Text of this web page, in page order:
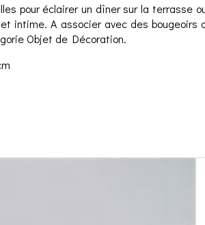
pour éclairer un dîner sur la terrasse
intime. A associer avec des bougeoirs
Objet de Décoration.